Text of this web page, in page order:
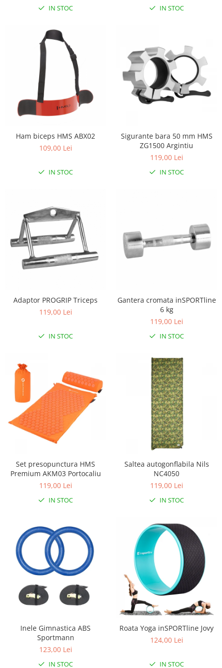
Lampi de veghe
Saltele de infasat
IN STOC IN STOC
Ham biceps HMS ABX02
109,00 Lei
IN STOC
Sigurante bara 50 mm HMS
ZG1500 Argintiu
119,00 Lei
IN STOC
Adaptor PROGRIP Triceps
119,00 Lei
IN STOC
Gantera cromata inSPORTline
6 kg
119,00 Lei
IN STOC
Set presopunctura HMS
Premium AKM03 Portocaliu
119,00 Lei
IN STOC
Saltea autogonflabila Nils
NC4050
119,00 Lei
IN STOC
Inele Gimnastica ABS
Sportmann
123,00 Lei
IN STOC
Roata Yoga inSPORTline Jovy
124,00 Lei
IN STOC